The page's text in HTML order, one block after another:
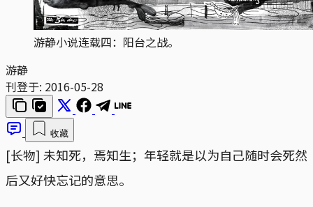
游静小说连载四：阳台之战。
游静
刊登于: 2016-05-28
收藏
[长物] 未知死，焉知生；年轻就是以为自己随时会死然
后又好快忘记的意思。